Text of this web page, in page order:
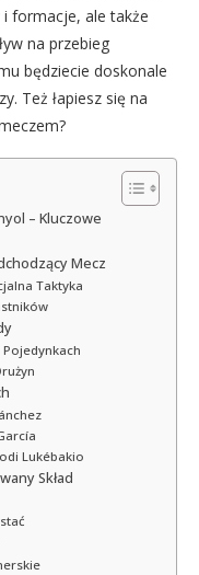
i formacje, ale także
na przebieg
będziecie doskonale
Też łapiesz się na
– Kluczowe
Mecz
Taktyka
Pojedynkach
Lukébakio
Skład